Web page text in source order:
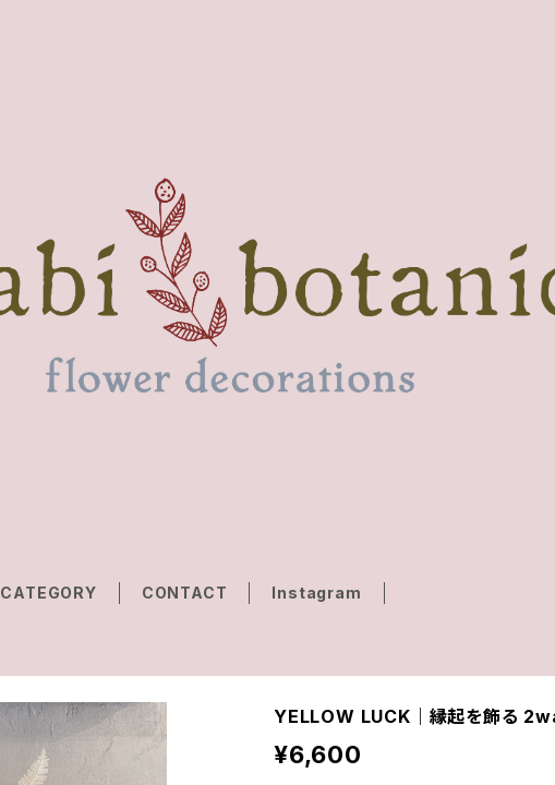
CATEGORY CONTACT Instagram
YELLOW LUCK｜縁起を飾る
¥6,600